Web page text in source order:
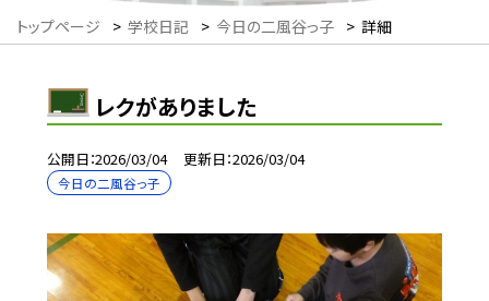
トップページ > 学校日記 > 今日の二風谷っ子 > 詳細
レクがありました
公開日 2026/03/04 更新日 2026/03/04
今日の二風谷っ子